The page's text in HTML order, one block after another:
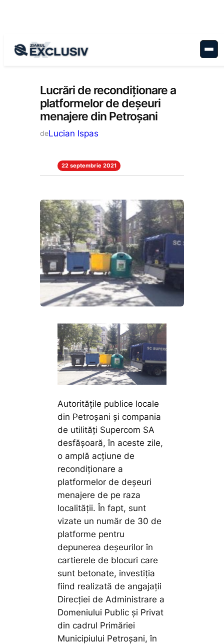
Economie, Stiri la zi
Lucrări de recondiționare a
platformelor de deșeuri
menajere din Petroșani
deLucian Ispas
22 septembrie 2021
Autoritățile publice locale
din Petroșani și compania
de utilități Supercom SA
desfășoară, în aceste zile,
o amplă acțiune de
recondiționare a
platformelor de deșeuri
menajere de pe raza
localității. În fapt, sunt
vizate un număr de 30 de
platforme pentru
depunerea deșeurilor în
cartierele de blocuri care
sunt betonate, investiția
fiind realizată de angajații
Direcției de Administrare a
Domeniului Public și Privat
din cadrul Primăriei
Municipiului Petroșani, în